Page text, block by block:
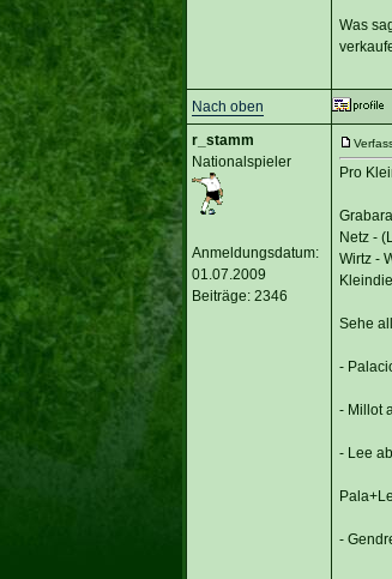
Was
Nach oben
r_stamm
Nationalspieler
Anmeldungsdatum:
01.07.2009
Beiträge: 2346
Pro
Grabara
Netz -
Wirtz -
Sehe
-
- Millot
- Lee
-